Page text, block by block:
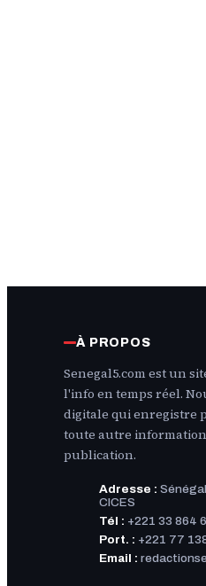
À PROPOS
Senegal5.com est un
l'info en temps réel.
digitale qui enregistre
toute autre
publication.
Adresse :
CICES
Tél : +221 33 864
Port. : +221 77
Email :